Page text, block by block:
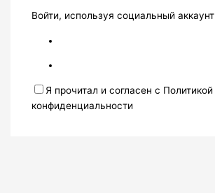
Войти, используя социальный аккаунт
Я прочитал и согласен с Политикой
конфиденциальности